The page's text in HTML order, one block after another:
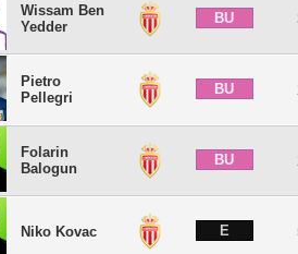
Wissam Ben
Yedder
BU
Pietro
Pellegri
BU
Folarin
Balogun
BU
Niko Kovac E